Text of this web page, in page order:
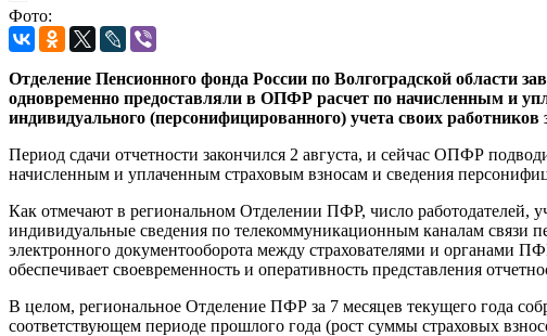
Фото:
Отделение Пенсионного фонда России по Волгоградской области
одновременно предоставляли в ОПФР расчет по начисленным и
индивидуального (персонифицированного) учета своих работников
Период сдачи отчетности закончился 2 августа, и сейчас ОПФР
начисленным и уплаченным страховым взносам и сведения
Как отмечают в региональном Отделении ПФР, число работодателей,
индивидуальные сведения по телекоммуникационным каналам связи
электронного документооборота между страхователями и органами
обеспечивает своевременность и оперативность представления
В целом, региональное Отделение ПФР за 7 месяцев текущего года
соответствующем периоде прошлого года (рост суммы страховых